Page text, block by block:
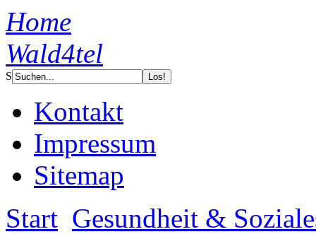
Home
Wald4tel
S
Kontakt
Impressum
Sitemap
Start Gesundheit &